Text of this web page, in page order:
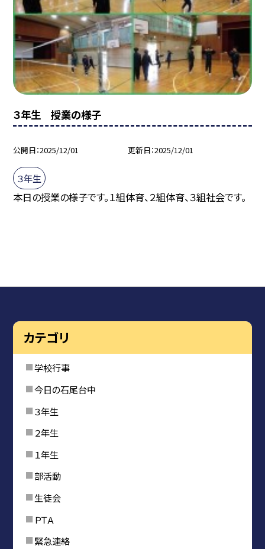
３年生 授業の様子
公開日 2025/12/01 更新日 2025/12/01
３年生
本日の授業の様子です。１組体育、２組体育、３組社会です。
カテゴリ
学校行事
今日の石尾台中
３年生
２年生
１年生
部活動
生徒会
ＰＴＡ
緊急連絡